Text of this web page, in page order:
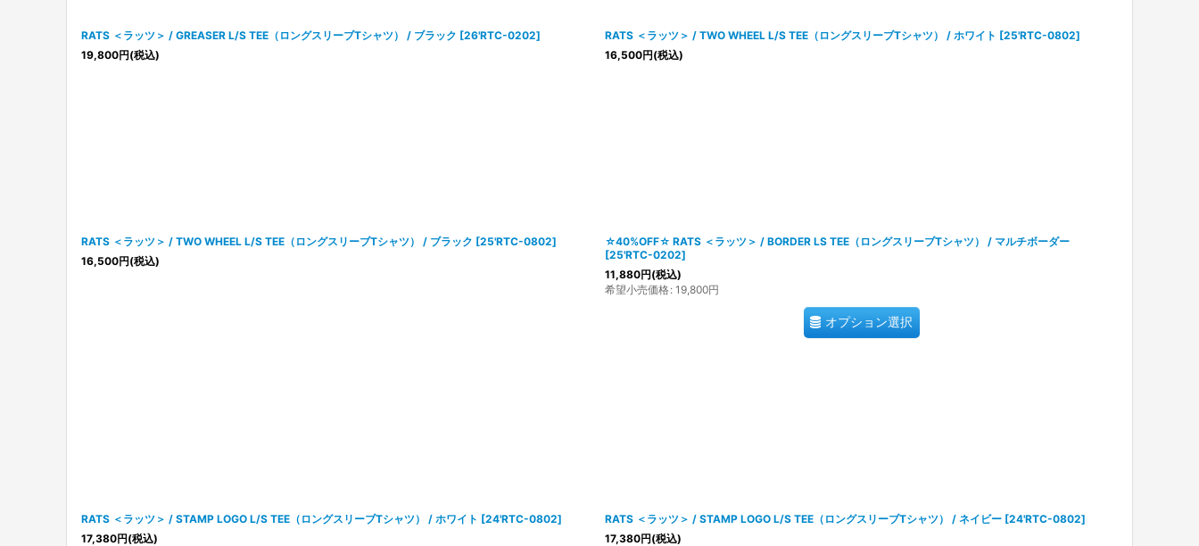
RATS ＜ラッツ＞ / GREASER L/S TEE（ロングスリーブTシャツ） / ブラック [26'RTC-0202]
19,800円(税込)
RATS ＜ラッツ＞ / TWO WHEEL L/S TEE（ロングスリーブTシャツ） / ホワイト [25'RTC-0802]
16,500円(税込)
RATS ＜ラッツ＞ / TWO WHEEL L/S TEE（ロングスリーブTシャツ） / ブラック [25'RTC-0802]
16,500円(税込)
☆40%OFF☆ RATS ＜ラッツ＞ / BORDER LS TEE（ロングスリーブTシャツ） / マルチボーダー
[25'RTC-0202]
11,880円(税込)
希望小売価格: 19,800円
オプション選択
RATS ＜ラッツ＞ / STAMP LOGO L/S TEE（ロングスリーブTシャツ） / ホワイト [24'RTC-0802]
17,380円(税込)
RATS ＜ラッツ＞ / STAMP LOGO L/S TEE（ロングスリーブTシャツ） / ネイビー [24'RTC-0802]
17,380円(税込)